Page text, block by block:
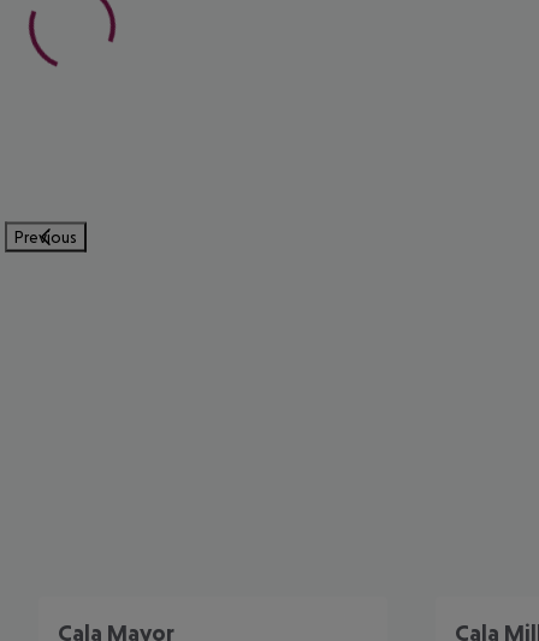
Previous
Cala Mayor Cala